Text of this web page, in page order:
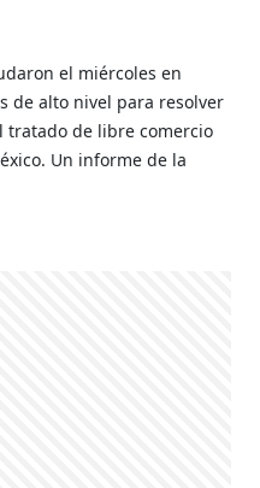
el miércoles en
de alto nivel para resolver
tratado de libre comercio
Un informe de la